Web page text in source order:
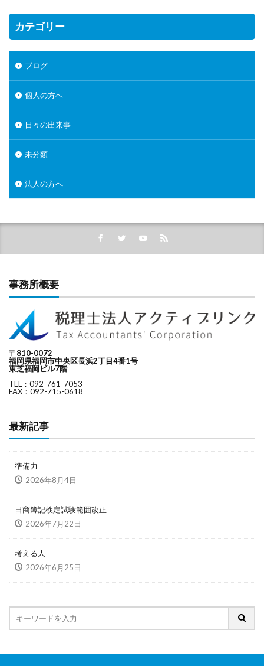
カテゴリー
ブログ
個人の方へ
日々の出来事
未分類
法人の方へ
事務所概要
〒810-0072
福岡県福岡市中央区長浜2丁目4番1号
東芝福岡ビル7階
TEL：092-761-7053
FAX：092-715-0618
最新記事
準備力
2026年8月4日
日商簿記検定試験範囲改正
2026年7月22日
考える人
2026年6月25日